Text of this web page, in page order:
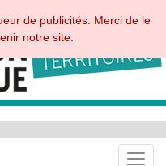
de publicités. Merci de le
notre site.